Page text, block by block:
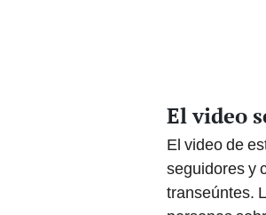
El video
El video de
seguidores y
transeúntes.